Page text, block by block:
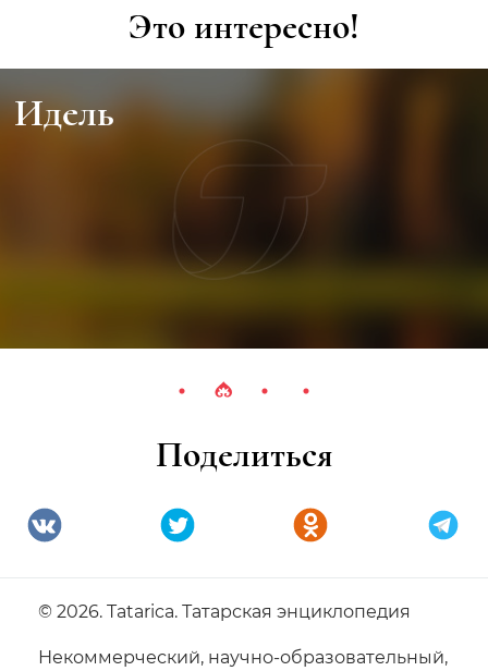
Это интересно!
Идель
Поделиться
© 2026. Tatarica. Татарская энциклопедия
Некоммерческий, научно-образовательный,